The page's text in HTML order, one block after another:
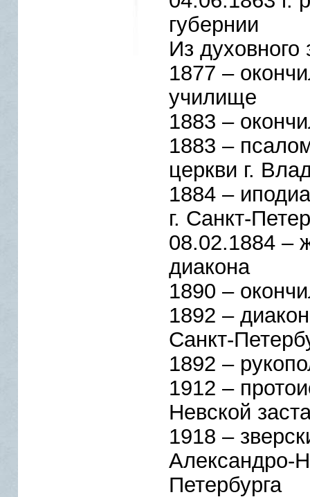
губернии
Из духовного
1877 –
училище
1883 –
1883 –
церкви г.
1884 –
г. Санкт-
08.02.1884 –
диакона
1890 –
1892 –
Санкт-
1892 –
1912 –
Невской
1918 –
Александро-
Петербурга